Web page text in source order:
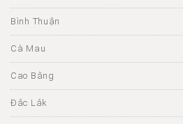
Bình Thuận
Cà Mau
Cao Bằng
Đắc Lắk